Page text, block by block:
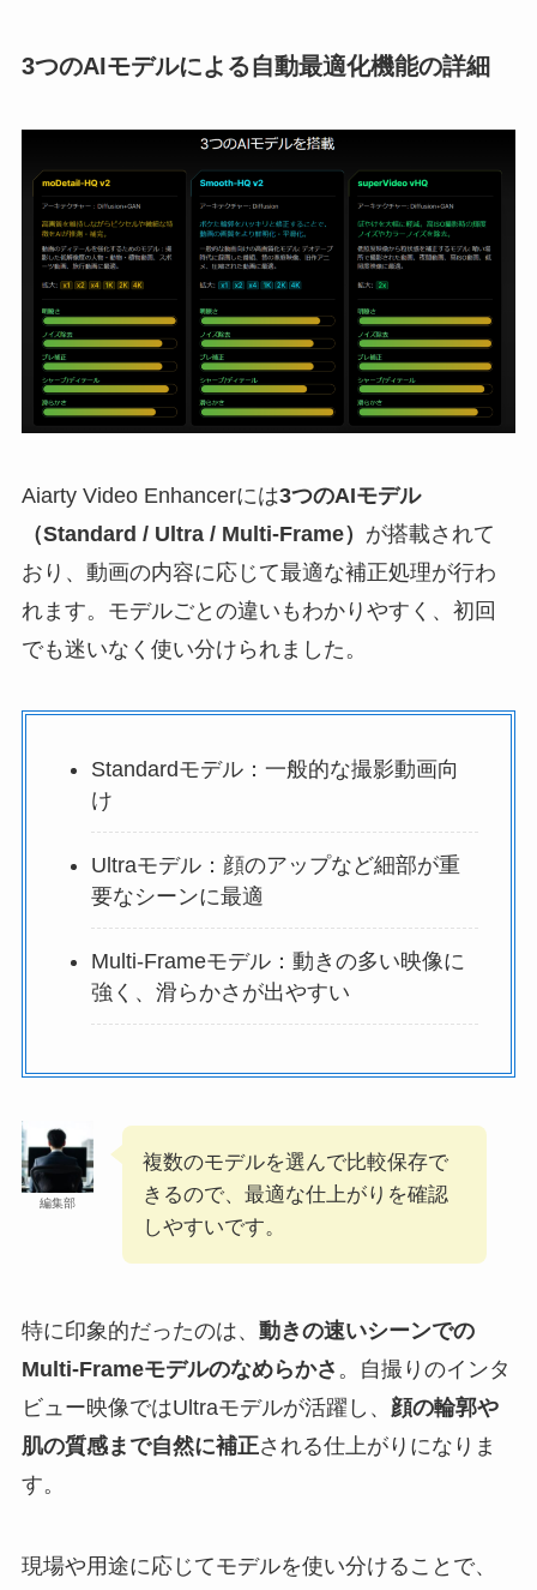
3つのAIモデルによる自動最適化機能の詳細
Aiarty Video Enhancerには3つのAIモデル
（Standard / Ultra / Multi-Frame） が搭載されて
おり、動画の内容に応じて最適な補正処理が行わ
れます。モデルごとの違いもわかりやすく、初回
でも迷いなく使い分けられました。
Standardモデル：一般的な撮影動画向
け
Ultraモデル：顔のアップなど細部が重
要なシーンに最適
Multi-Frameモデル：動きの多い映像に
強く、滑らかさが出やすい
編集部
複数のモデルを選んで比較保存で
きるので、最適な仕上がりを確認
しやすいです。
特に印象的だったのは、 動きの速いシーンでの
Multi-Frameモデルのなめらかさ 。自撮りのインタ
ビュー映像ではUltraモデルが活躍し、 顔の輪郭や
肌の質感まで自然に補正される仕上がりになりま
す。
現場や用途に応じてモデルを使い分けることで、